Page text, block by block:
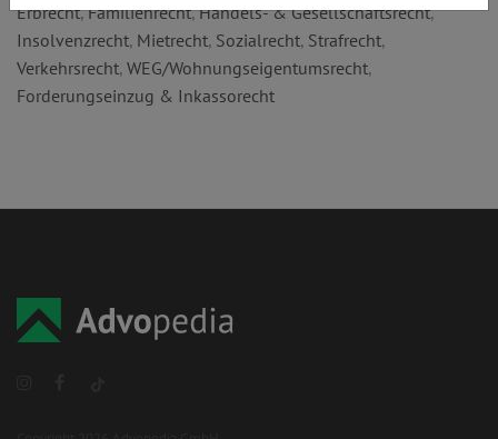
Erbrecht,Familienrecht,Handels- & Gesellschaftsrecht,
Insolvenzrecht, Mietrecht, Sozialrecht, Strafrecht,
Verkehrsrecht, WEG/Wohnungseigentumsrecht,
Forderungseinzug & Inkassorecht